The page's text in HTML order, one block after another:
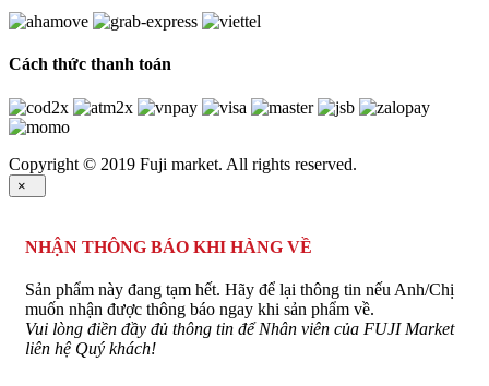
Cách thức thanh toán
Copyright © 2019 Fuji market. All rights reserved.
×
NHẬN THÔNG BÁO KHI HÀNG VỀ
Sản phẩm này đang tạm hết. Hãy để lại thông tin nếu Anh/Chị
muốn nhận được thông báo ngay khi sản phẩm về.
Vui lòng điền đầy đủ thông tin để Nhân viên của FUJI Market
liên hệ Quý khách!